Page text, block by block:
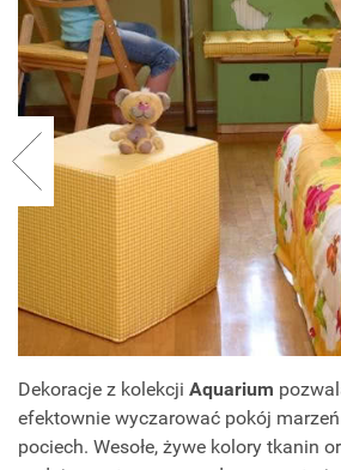
Dekoracje z kolekcji Aquarium
efektownie wyczarować pokój
pociech. Wesołe, żywe kolory tkanin